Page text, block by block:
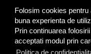
Folosim cookies
buna experienta de
Prin continuarea
acceptati modul prin